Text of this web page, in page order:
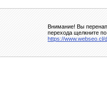
Внимание! Вы
перехода щелкните
https://www.webseo.cl/